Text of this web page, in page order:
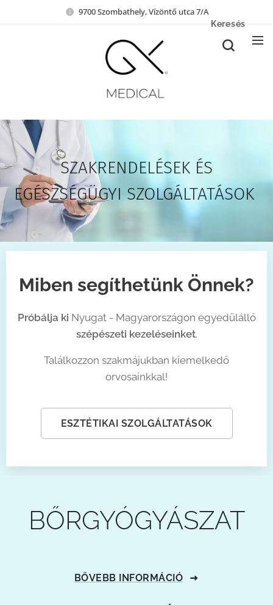
9700 Szombathely, Vízöntő utca 7/A
Keresés
SZAKRENDELÉSEK ÉS
EGÉSZSÉGÜGYI SZOLGÁLTATÁSOK
Miben segíthetünk Önnek?
Próbálja ki Nyugat - Magyarországon egyedülálló
szépészeti kezeléseinket.
Találkozzon szakmájukban kiemelkedő
orvosainkkal!
ESZTÉTIKAI SZOLGÁLTATÁSOK
BŐRGYÓGYÁSZAT
BŐVEBB INFORMÁCIÓ